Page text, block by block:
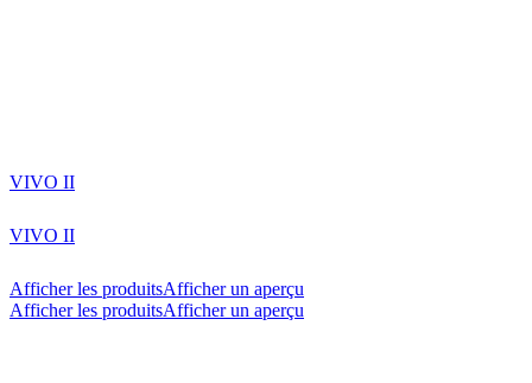
VIVO II
VIVO II
Afficher les produitsAfficher un aperçu
Afficher les produitsAfficher un aperçu